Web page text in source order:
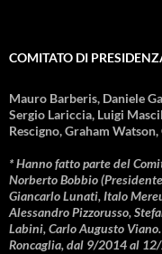
COMITATO DI
Mauro Barberis, Daniele
Sergio Lariccia, Luigi
Rescigno, Graham
* Hanno fatto parte del
Norberto Bobbio
Giancarlo Lunati, Italo
Alessandro Pizzorusso,
Labini, Carlo Augusto
Roncaglia, dal 9/2014 al